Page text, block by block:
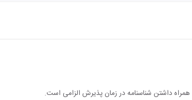
داشتن شناسنامه در زمان پذیرش الزامی است.